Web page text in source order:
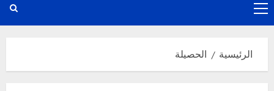
القائمة
الرئيسية
الرئيسية الحصيلة